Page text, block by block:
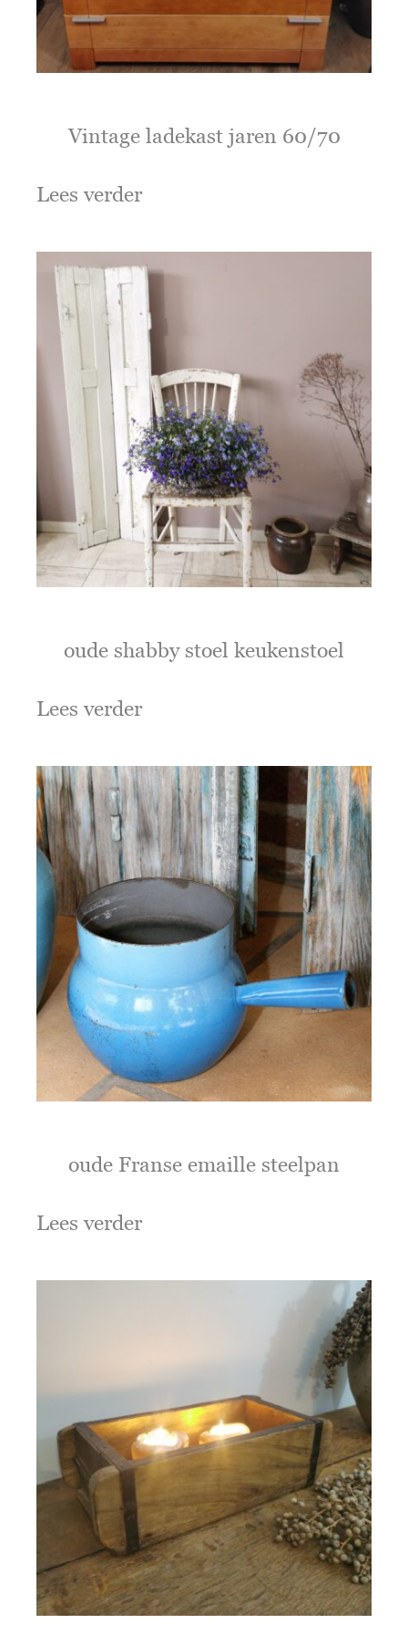
Vintage ladekast jaren 60/70
Lees verder
oude shabby stoel keukenstoel
Lees verder
oude Franse emaille steelpan
Lees verder